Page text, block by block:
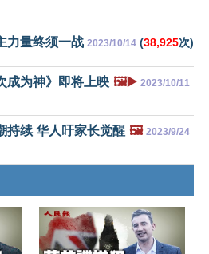
力量终须一战 2023/10/14 (38,925次)
成为神》即将上映 🖼️▶️ 2023/10/11
持续 华人吁家长觉醒 🖼️ 2023/9/24